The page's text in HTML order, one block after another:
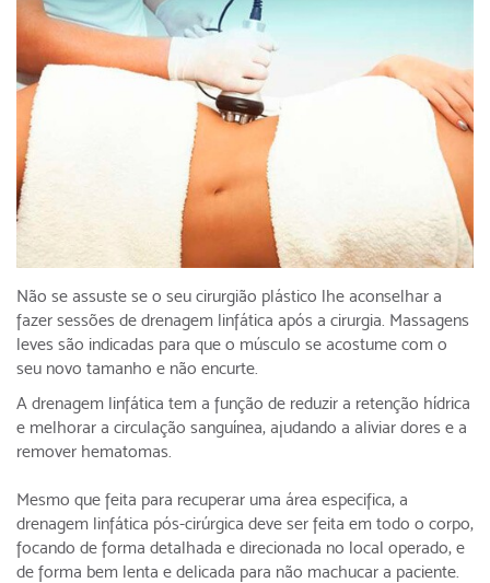
Não se assuste se o seu cirurgião plástico lhe aconselhar a
fazer sessões de drenagem linfática após a cirurgia. Massagens
leves são indicadas para que o músculo se acostume com o
seu novo tamanho e não encurte.
A drenagem linfática tem a função de reduzir a retenção hídrica
e melhorar a circulação sanguínea, ajudando a aliviar dores e a
remover hematomas.
Mesmo que feita para recuperar uma área especifica, a
drenagem linfática pós-cirúrgica deve ser feita em todo o corpo,
focando de forma detalhada e direcionada no local operado, e
de forma bem lenta e delicada para não machucar a paciente.